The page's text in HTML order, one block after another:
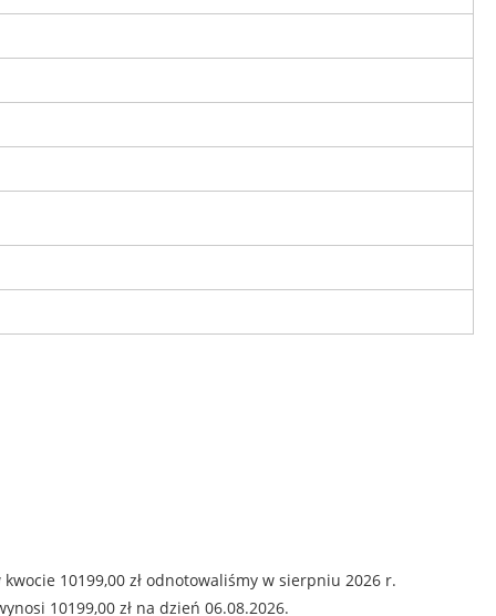
10199,00 zł odnotowaliśmy w sierpniu 2026 r.
10199,00 zł na dzień 06.08.2026.